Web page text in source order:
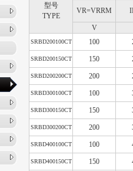
型号
TYPE
VR=VRRM
V
SRBD200100CT 100
SRBD200150CT 150
SRBD200200CT 200
SRBD300100CT 100
SRBD300150CT 150
SRBD300200CT 200
SRBD400100CT 100
SRBD400150CT 150